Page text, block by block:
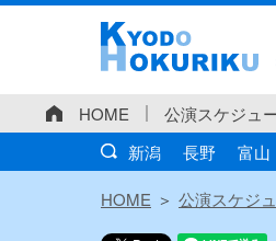
HOME 公演スケジュ
新潟
長野 富山
HOME 公演スケジ